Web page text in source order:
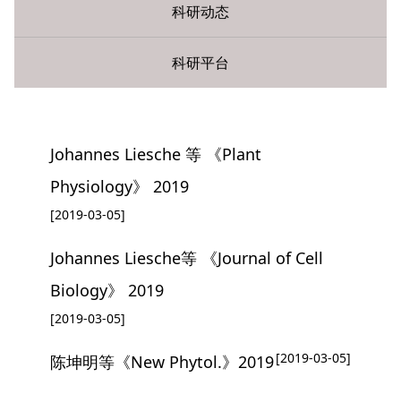
科研动态
科研平台
Johannes Liesche 等 《Plant
Physiology》 2019
[2019-03-05]
Johannes Liesche等 《Journal of Cell
Biology》 2019
[2019-03-05]
陈坤明等《New Phytol.》2019[2019-03-05]